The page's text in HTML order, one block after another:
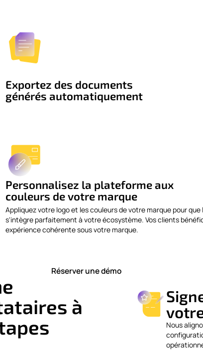
Exportez des documents
générés automatiquement
Personnalisez la plateforme aux
couleurs de votre marque
Appliquez votre logo et les couleurs de votre marque pour
s'intègre parfaitement à votre écosystème. Vos clients
expérience cohérente sous votre marque.
Réserver une démo
à
Nous